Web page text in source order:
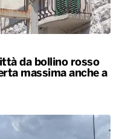
da bollino rosso
massima anche a